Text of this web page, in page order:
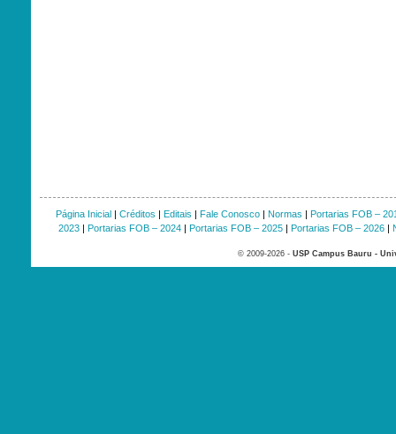
Página Inicial| Créditos | Editais | Fale Conosco| Normas | Portarias FOB –
2023| Portarias FOB – 2024| Portarias FOB – 2025| Portarias FOB – 2026|
© 2009-2026 - USP Campus Bauru -